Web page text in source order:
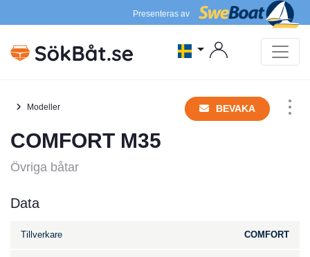
Presenteras av
Modeller BEVAKA
COMFORT M35
Övriga båtar
Data
Tillverkare COMFORT